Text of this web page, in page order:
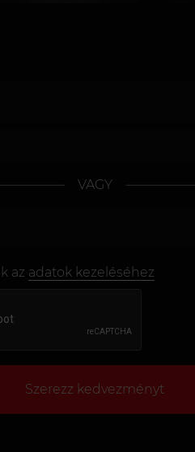
VAGY
az adatok kezeléséhez
Szerezz kedvezményt